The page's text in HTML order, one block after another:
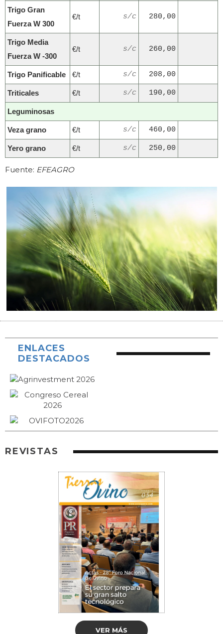
Trigo Gran
Fuerza W 300
€/t s/c 280,00
Trigo Media
Fuerza W -300
€/t s/c 260,00
Trigo Panificable €/t s/c 208,00
Triticales €/t s/c 190,00
Leguminosas
Veza grano €/t s/c 460,00
Yero grano €/t s/c 250,00
Fuente: EFEAGRO
ENLACES
DESTACADOS
REVISTAS
VER MÁS